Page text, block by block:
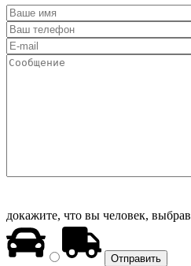
докажите, что вы человек, выбрав